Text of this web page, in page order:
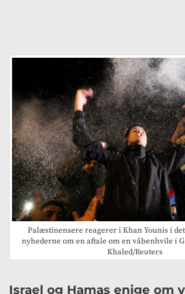
Palæstinensere reagerer i Khan Younis i
nyhederne om en aftale om en våbenhvile i
Khaled/Reuters
Israel og Hamas enige om